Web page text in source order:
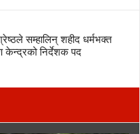
सम्हालिन् शहीद धर्मभक्त
केन्द्रको निर्देशक पद